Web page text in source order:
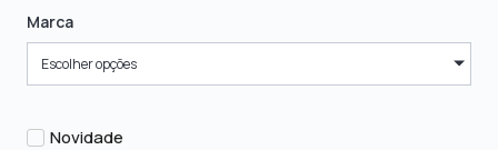
Marca
Escolher opções
Novidade